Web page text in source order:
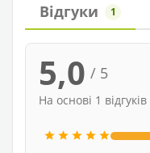
Відгуки 1
5,0 / 5
На основі 1 відгуків